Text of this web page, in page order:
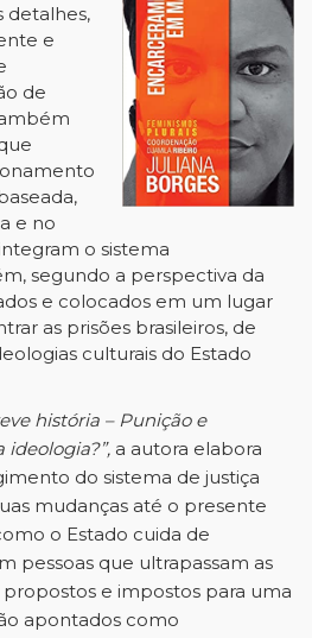
detalhes,
e
de
e no
o sistema
segundo a perspectiva da
e colocados em um lugar
as prisões brasileiros, de
culturais do Estado
história – Punição e
a autora elabora
do sistema de justiça
mudanças até o presente
o Estado cuida de
pessoas que ultrapassam as
propostos e impostos para uma
apontados como